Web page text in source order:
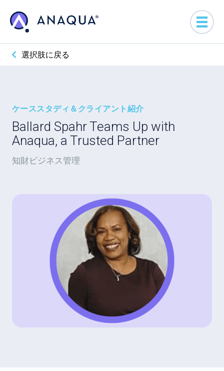
選択肢に戻る
ケーススタディ＆クライアント紹介
Ballard Spahr Teams Up with
Anaqua, a Trusted Partner
知財ビジネス管理